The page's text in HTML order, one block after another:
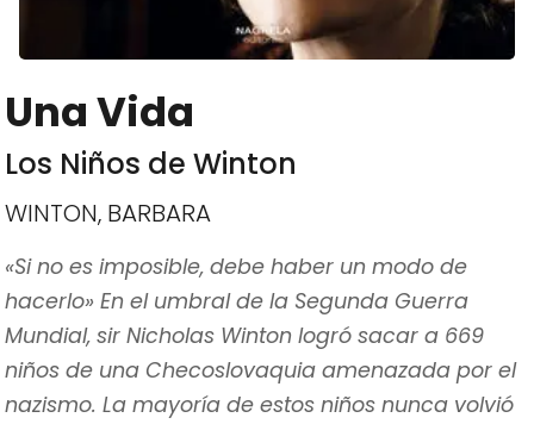
Una Vida
Los Niños de Winton
WINTON, BARBARA
«Si no es imposible, debe haber un modo de
hacerlo» En el umbral de la Segunda Guerra
Mundial, sir Nicholas Winton logró sacar a 669
niños de una Checoslovaquia amenazada por el
nazismo. La mayoría de estos niños nunca volvió